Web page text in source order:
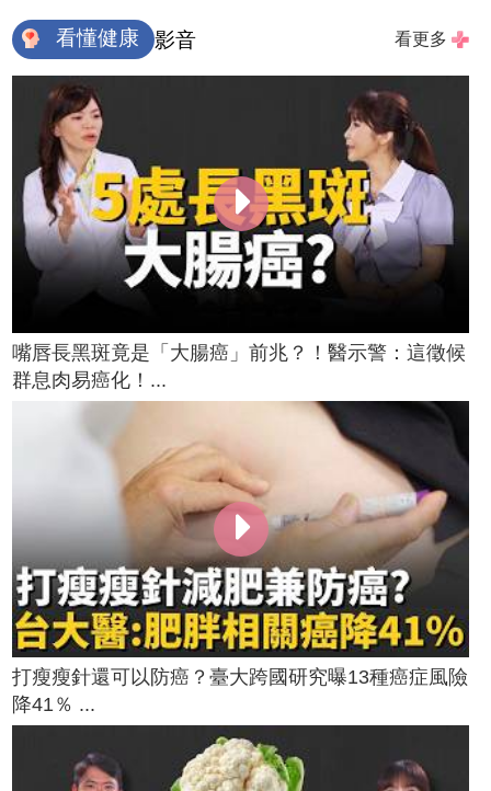
看懂健康 影音 看更多
嘴唇長黑斑竟是「大腸癌」前兆？！醫示警：這徵候
群息肉易癌化！...
打瘦瘦針還可以防癌？臺大跨國研究曝13種癌症風險
降41％ ...